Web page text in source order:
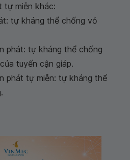
tự miễn khác:
tự kháng thể chống vỏ
phát: tự kháng thể chống
tuyến cận giáp.
phát tự miễn: tự kháng thể